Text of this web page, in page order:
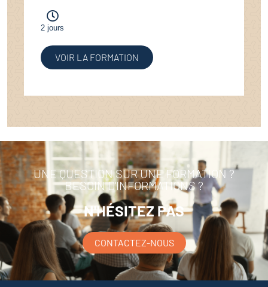
2 jours
VOIR LA FORMATION
UNE QUESTION SUR UNE FORMATION ?
BESOIN D'INFORMATIONS ?
N'HÉSITEZ PAS
CONTACTEZ-NOUS